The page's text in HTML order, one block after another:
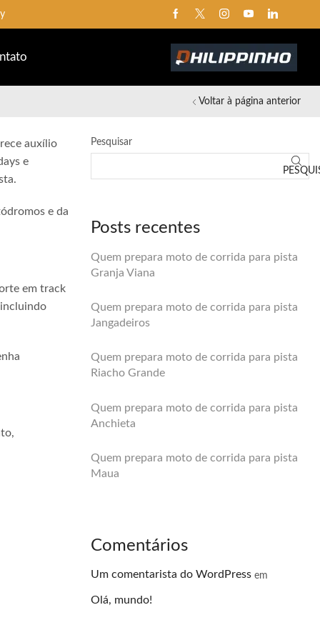
Voltar à página anterior
auxílio
e
e da
em track
Pesquisar
Posts recentes
Quem prepara moto de corrida para pista
Granja Viana
Quem prepara moto de corrida para pista
Jangadeiros
Quem prepara moto de corrida para pista
Riacho Grande
Quem prepara moto de corrida para pista
Anchieta
Quem prepara moto de corrida para pista
Maua
Comentários
Um comentarista do WordPress em
Olá, mundo!